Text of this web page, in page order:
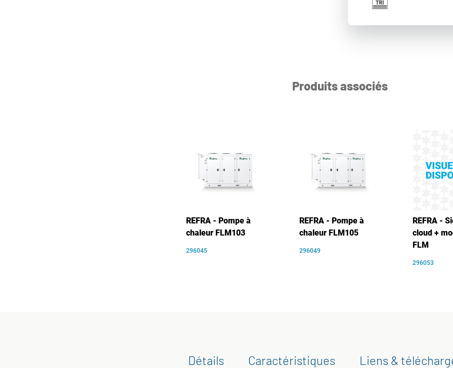
Produits associés
REFRA - Pompe à
chaleur FLM103
296045
REFRA - Pompe à
chaleur FLM105
296049
REFRA -
cloud +
FLM
296053
Détails Caractéristiques Liens &